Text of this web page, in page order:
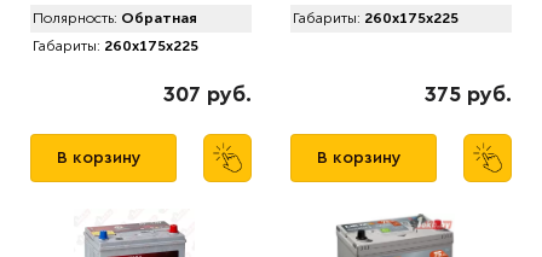
Полярность: Обратная
Габариты: 260x175x225
307 руб.
В корзину
Габариты: 260x175x225
375 руб.
В корзину